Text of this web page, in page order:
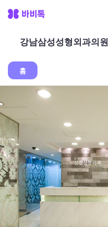
강남삼성성형외과의원
홈